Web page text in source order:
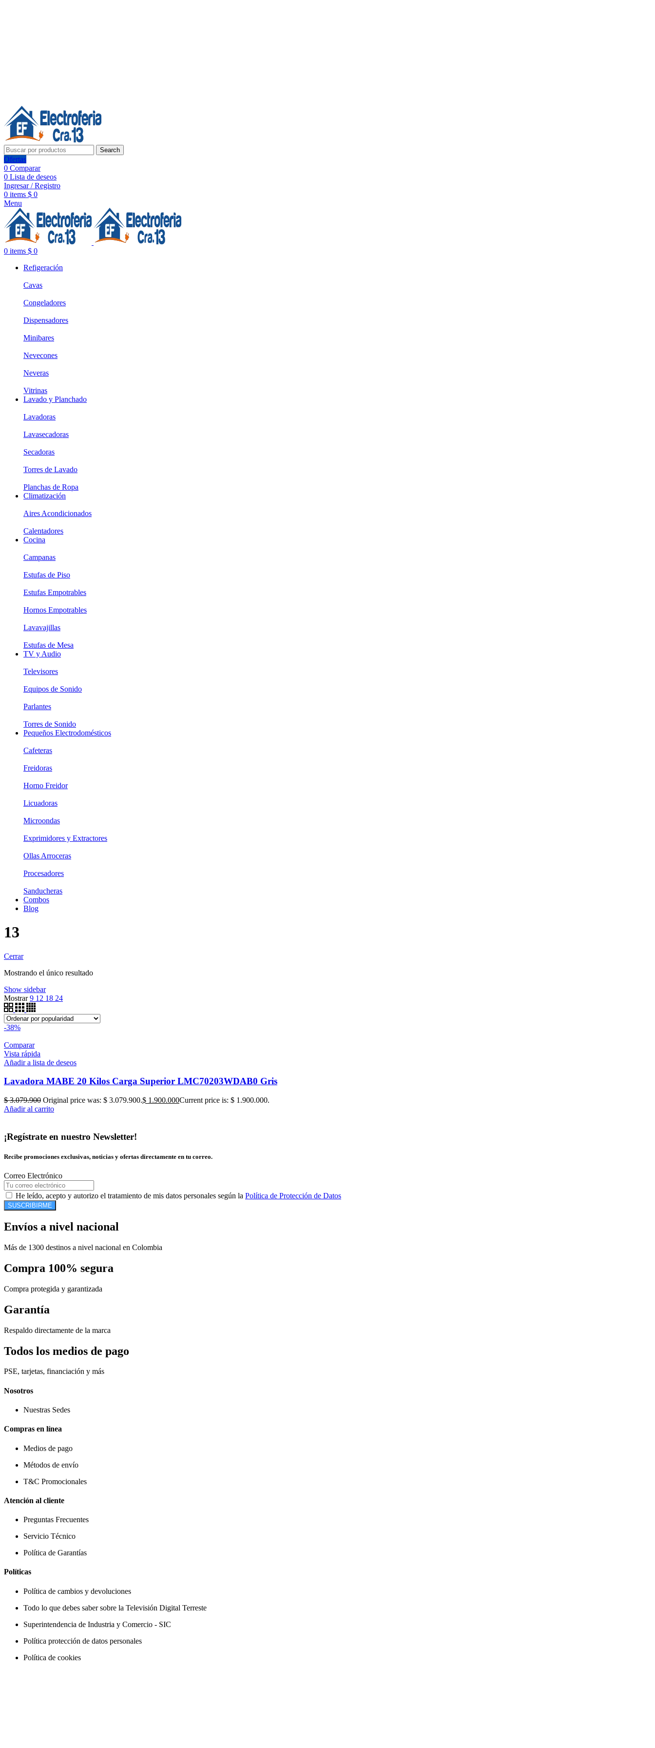
Search
Ofertas
0 Comparar
0 Lista de deseos
Ingresar / Registro
0 items $ 0
Menu
0 items $ 0
Refigeración
Cavas
Congeladores
Dispensadores
Minibares
Nevecones
Neveras
Vitrinas
Lavado y Planchado
Lavadoras
Lavasecadoras
Secadoras
Torres de Lavado
Planchas de Ropa
Climatización
Aires Acondicionados
Calentadores
Cocina
Campanas
Estufas de Piso
Estufas Empotrables
Hornos Empotrables
Lavavajillas
Estufas de Mesa
TV y Audio
Televisores
Equipos de Sonido
Parlantes
Torres de Sonido
Pequeños Electrodomésticos
Cafeteras
Freidoras
Horno Freidor
Licuadoras
Microondas
Exprimidores y Extractores
Ollas Arroceras
Procesadores
Sanducheras
Combos
Blog
13
Cerrar
Mostrando el único resultado
Show sidebar
Mostrar9 12 18 24
-38%
Comparar
Vista rápida
Añadir a lista de deseos
Lavadora MABE 20 Kilos Carga Superior LMC70203WDAB0 Gris
$3.079.900 Original price was: $ 3.079.900.$ 1.900.000Current price is: $ 1.900.000.
Añadir al carrito
¡Regístrate en nuestro Newsletter!
Recibe promociones exclusivas, noticias y ofertas directamente en tu correo.
Correo Electrónico
He leído, acepto y autorizo el tratamiento de mis datos personales según la Política de Protección de Datos
SUSCRIBIRME
Envíos a nivel nacional
Más de 1300 destinos a nivel nacional en Colombia
Compra 100% segura
Compra protegida y garantizada
Garantía
Respaldo directamente de la marca
Todos los medios de pago
PSE, tarjetas, financiación y más
Nosotros
Nuestras Sedes
Compras en línea
Medios de pago
Métodos de envío
T&C Promocionales
Atención al cliente
Preguntas Frecuentes
Servicio Técnico
Política de Garantías
Políticas
Política de cambios y devoluciones
Todo lo que debes saber sobre la Televisión Digital Terreste
Superintendencia de Industria y Comercio - SIC
Política protección de datos personales
Política de cookies